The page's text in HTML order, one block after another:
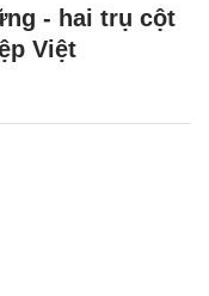
- hai trụ cột
Việt